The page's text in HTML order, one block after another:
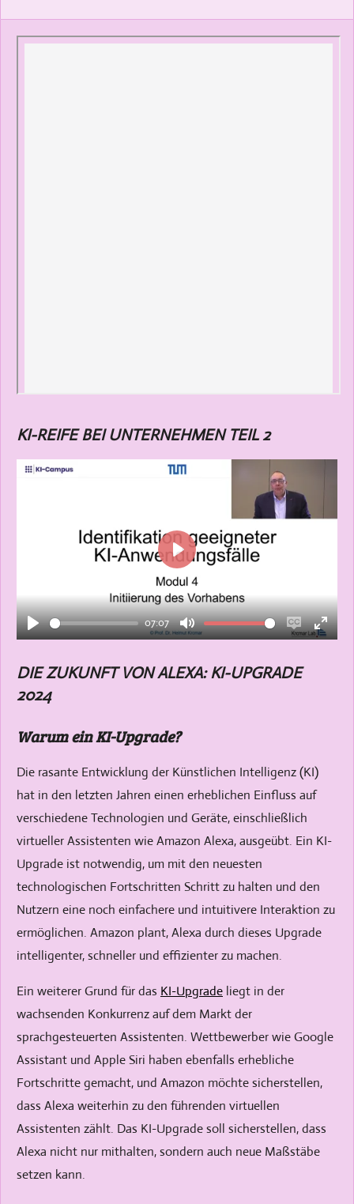
KI-REIFE BEI UNTERNEHMEN TEIL 2
P
l
a
y
07:07
M
u
t
E
n
a
c
a
p
t
s
E
s
e
P
l
a
y
DIE ZUKUNFT VON ALEXA: KI-UPGRADE
2024
Warum ein KI-Upgrade?
Die rasante Entwicklung der Künstlichen Intelligenz (KI)
hat in den letzten Jahren einen erheblichen Einfluss auf
verschiedene Technologien und Geräte, einschließlich
virtueller Assistenten wie Amazon Alexa, ausgeübt. Ein KI-
Upgrade ist notwendig, um mit den neuesten
technologischen Fortschritten Schritt zu halten und den
Nutzern eine noch einfachere und intuitivere Interaktion zu
ermöglichen. Amazon plant, Alexa durch dieses Upgrade
intelligenter, schneller und effizienter zu machen.
Ein weiterer Grund für das KI-Upgrade liegt in der
wachsenden Konkurrenz auf dem Markt der
sprachgesteuerten Assistenten. Wettbewerber wie Google
Assistant und Apple Siri haben ebenfalls erhebliche
Fortschritte gemacht, und Amazon möchte sicherstellen,
dass Alexa weiterhin zu den führenden virtuellen
Assistenten zählt. Das KI-Upgrade soll sicherstellen, dass
Alexa nicht nur mithalten, sondern auch neue Maßstäbe
setzen kann.